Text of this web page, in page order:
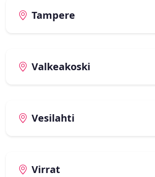
Tampere
Valkeakoski
Vesilahti
Virrat